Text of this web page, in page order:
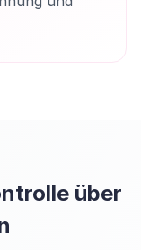
über